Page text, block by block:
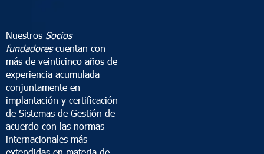
Nuestros Socios
fundadorescuentan con
más de veinticinco años de
experiencia acumulada
conjuntamente en
implantación y certificación
de Sistemas de Gestión de
acuerdo con las normas
internacionales más